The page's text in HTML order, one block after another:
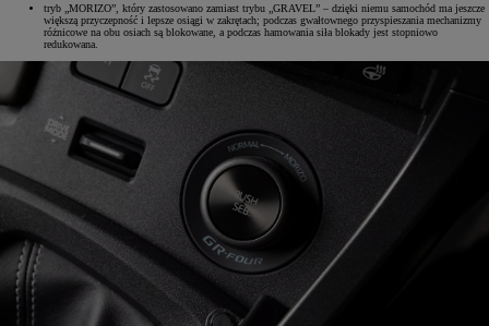
tryb „MORIZO”, który zastosowano zamiast trybu „GRAVEL” – dzięki niemu samochód ma jeszcze
większą przyczepność i lepsze osiągi w zakrętach; podczas gwałtownego przyspieszania mechanizmy
różnicowe na obu osiach są blokowane, a podczas hamowania siła blokady jest stopniowo
redukowana.